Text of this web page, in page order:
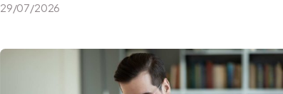
29/07/2026